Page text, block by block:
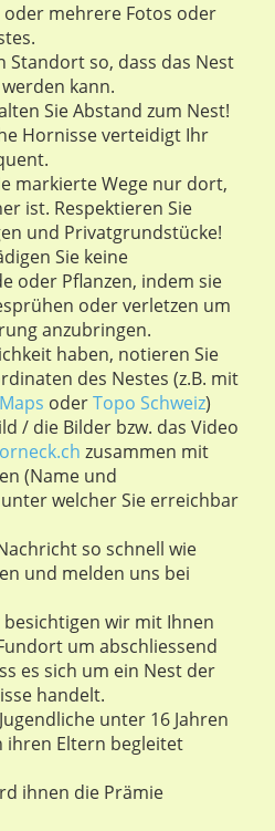
oder mehrere Fotos oder
Standort so, dass das Nest
kann.
Sie Abstand zum Nest!
Hornisse verteidigt Ihr
markierte Wege nur dort,
ist. Respektieren Sie
und Privatgrundstücke!
Sie keine
oder Pflanzen, indem sie
oder verletzen um
anzubringen.
haben, notieren Sie
des Nestes (z.B. mit
oderTopo Schweiz)
/ die Bilder bzw. das Video
zusammen mit
(Name und
welcher Sie erreichbar
so schnell wie
und melden uns bei
wir mit Ihnen
um abschliessend
es sich um ein Nest der
handelt.
unter 16 Jahren
ihren Eltern begleitet
ihnen die Prämie